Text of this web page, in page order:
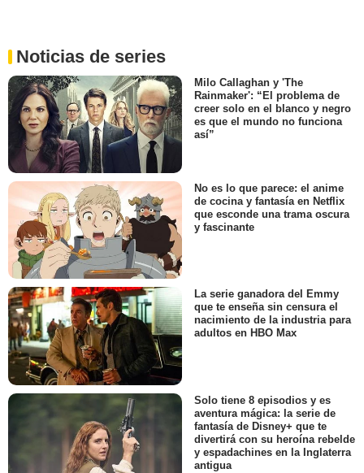
Noticias de series
Milo Callaghan y 'The
Rainmaker': “El problema de
creer solo en el blanco y negro
es que el mundo no funciona
así”
No es lo que parece: el anime
de cocina y fantasía en Netflix
que esconde una trama oscura
y fascinante
La serie ganadora del Emmy
que te enseña sin censura el
nacimiento de la industria para
adultos en HBO Max
Solo tiene 8 episodios y es
aventura mágica: la serie de
fantasía de Disney+ que te
divertirá con su heroína rebelde
y espadachines en la Inglaterra
antigua